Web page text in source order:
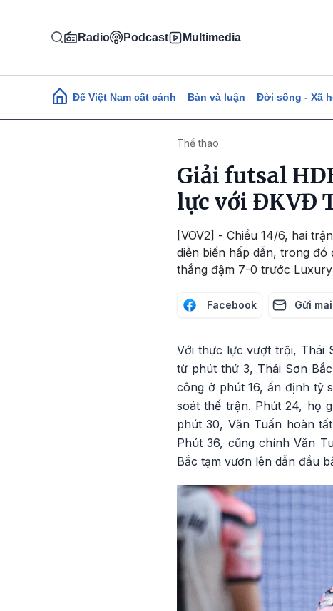
Radio Podcast Multimedia
Main navigation
Để Việt Nam cất cánh Bàn và luận Đời sống - Xã
Thể thao
Giải futsal
lực với ĐKVĐ
[VOV2] - Chiều 14/6, hai
diễn biến hấp dẫn, trong
thắng đậm 7-0 trước
Facebook Gửi
Với thực lực vượt trội, Thái
từ phút thứ 3, Thái Sơn
công ở phút 16, ấn định tỷ
soát thế trận. Phút 24, họ
phút 30, Văn Tuấn hoàn
Phút 36, cũng chính Văn
Bắc tạm vươn lên dẫn đầu